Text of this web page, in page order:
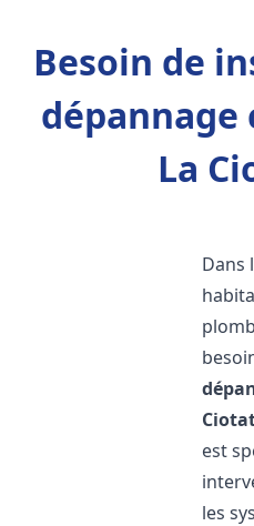
Besoin de
dépannage
La
Dans
est
les